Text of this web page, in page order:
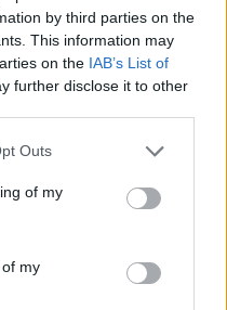
by third parties on the
This information may
on the IAB’s List of
further disclose it to other
Outs
of my
my